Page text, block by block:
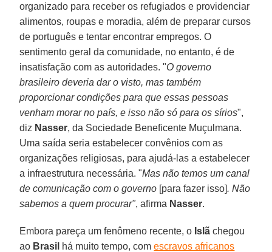
organizado para receber os refugiados e providenciar
alimentos, roupas e moradia, além de preparar cursos
de português e tentar encontrar empregos. O
sentimento geral da comunidade, no entanto, é de
insatisfação com as autoridades. "O governo
brasileiro deveria dar o visto, mas também
proporcionar condições para que essas pessoas
venham morar no país, e isso não só para os sírios",
diz Nasser, da Sociedade Beneficente Muçulmana.
Uma saída seria estabelecer convênios com as
organizações religiosas, para ajudá-las a estabelecer
a infraestrutura necessária. "Mas não temos um canal
de comunicação com o governo [para fazer isso]. Não
sabemos a quem procurar", afirma Nasser.
Embora pareça um fenômeno recente, o Islã chegou
ao Brasil há muito tempo, comescravos africanos